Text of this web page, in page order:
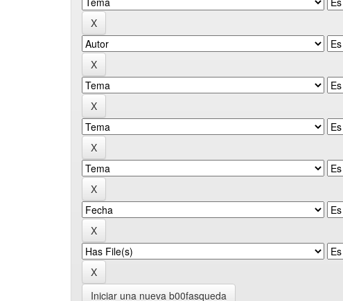
Iniciar una nueva b00fasqueda